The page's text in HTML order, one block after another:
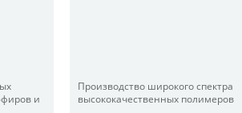
и
Производство широкого спектра
высококачественных полимеров